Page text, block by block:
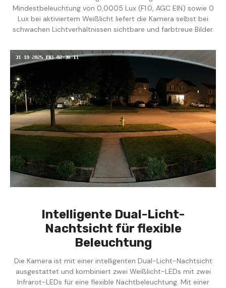
Mindestbeleuchtung von 0,0005 Lux (F1.0, AGC EIN) sowie 0
Lux bei aktiviertem Weißlicht liefert die Kamera selbst bei
schwachen Lichtverhältnissen sichtbare und farbtreue Bilder.
Intelligente Dual-Licht-
Nachtsicht für flexible
Beleuchtung
Die Kamera ist mit einer intelligenten Dual-Licht-Nachtsicht
ausgestattet und kombiniert zwei Weißlicht-LEDs mit zwei
Infrarot-LEDs für eine flexible Nachtbeleuchtung. Mit einer